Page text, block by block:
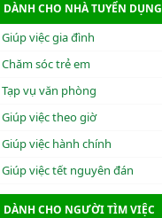
DÀNH CHO NHÀ TUYỂN DỤNG
Giúp việc gia đình
Chăm sóc trẻ em
Tạp vụ văn phòng
Giúp việc theo giờ
Giúp việc hành chính
Giúp việc tết nguyên đán
DÀNH CHO NGƯỜI TÌM VIỆC